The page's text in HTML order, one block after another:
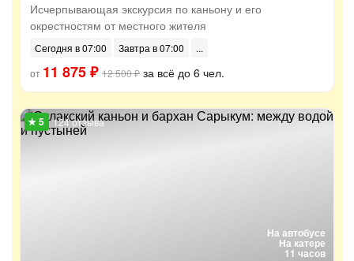
Исчерпывающая экскурсия по каньону и его
окрестностям от местного жителя
Сегодня в 07:00
Завтра в 07:00
от 11 875 ₽ 12 500 ₽ за всё до 6 чел.
На автобусе
На катере
11 часов
124 отзыва